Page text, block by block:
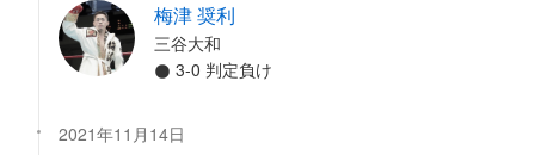
梅津 奨利
三谷大和
3-0 判定負け
2021年11月14日